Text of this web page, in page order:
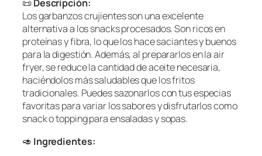
📜Descripción:
Los garbanzos crujientes son una excelente
alternativa a los snacks procesados. Son ricos en
proteínas y fibra, lo que los hace saciantes y buenos
para la digestión. Además, al prepararlos en la air
fryer, se reduce la cantidad de aceite necesaria,
haciéndolos más saludables que los fritos
tradicionales. Puedes sazonarlos con tus especias
favoritas para variar los sabores y disfrutarlos como
snack o topping para ensaladas y sopas.
🥑 Ingredientes: